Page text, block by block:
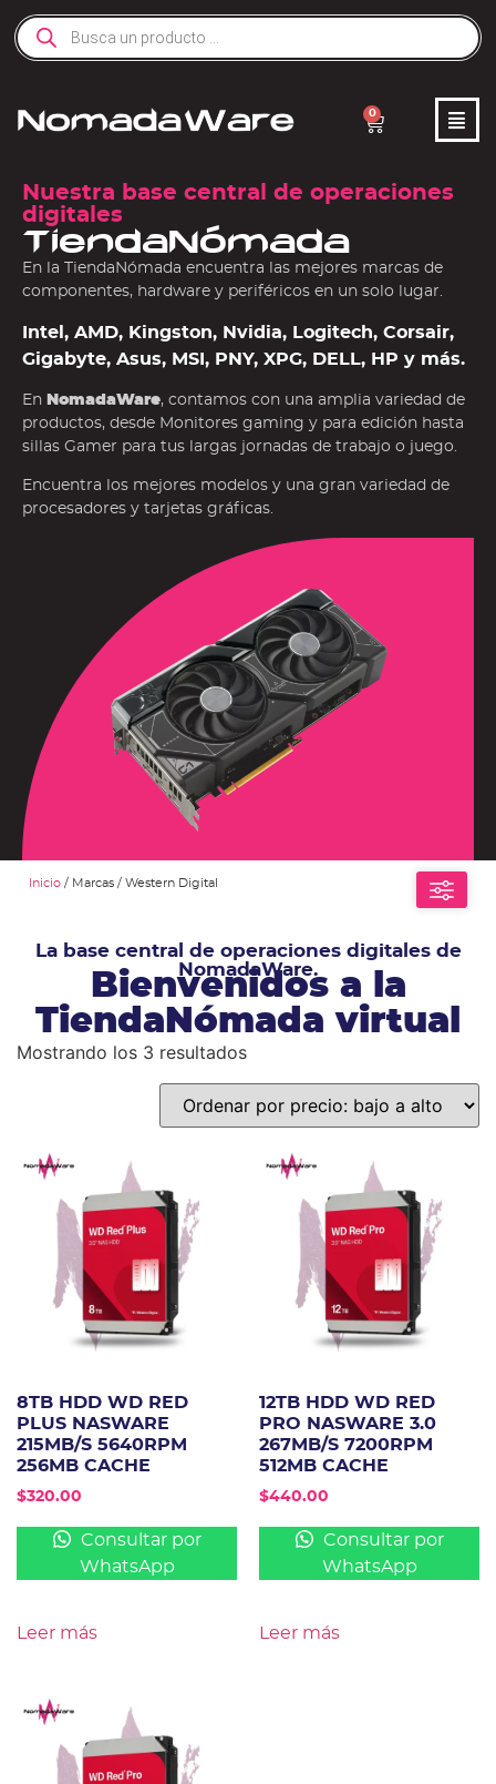
0
Nuestra base central de operaciones
digitales
TiendaNómada
En la TiendaNómada encuentra las mejores marcas de
componentes, hardware y periféricos en un solo lugar.
Intel, AMD, Kingston, Nvidia, Logitech, Corsair,
Gigabyte, Asus, MSI, PNY, XPG, DELL, HP y más.
En NomadaWare, contamos con una amplia variedad de
productos, desde Monitores gaming y para edición hasta
sillas Gamer para tus largas jornadas de trabajo o juego.
Encuentra los mejores modelos y una gran variedad de
procesadores y tarjetas gráficas.
Inicio / Marcas / Western Digital
La base central de operaciones digitales de
NomadaWare.
Bienvenidos a la
TiendaNómada virtual
Mostrando los 3 resultados
8TB HDD WD RED
PLUS NASWARE
215MB/S 5640RPM
256MB CACHE
$320.00
Consultar por
WhatsApp
Leer más
12TB HDD WD RED
PRO NASWARE 3.0
267MB/S 7200RPM
512MB CACHE
$440.00
Consultar por
WhatsApp
Leer más